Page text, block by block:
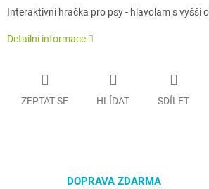
Interaktivní hračka pro psy - hlavolam s vyšší
Detailní informace
ZEPTAT SE HLÍDAT SDÍLET
DOPRAVA ZDARMA